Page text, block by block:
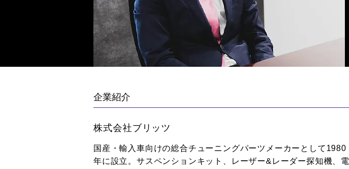
企業紹介
株式会社ブリッツ
国産・輸入車向けの総合チューニングパーツメーカーとして1980
年に設立。サスペンションキット、レーザー&レーダー探知機、電